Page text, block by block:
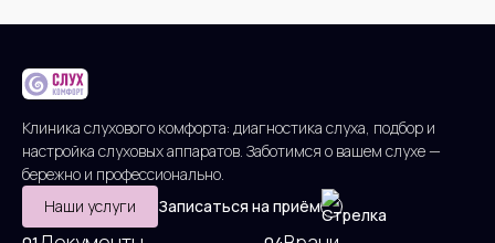
Клиника слухового комфорта: диагностика слуха, подбор и
настройка слуховых аппаратов. Заботимся о вашем слухе —
бережно и профессионально.
Наши услуги
Записаться на приём